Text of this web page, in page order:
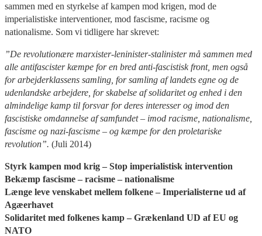
sammen med en styrkelse af kampen mod krigen, mod de
imperialistiske interventioner, mod fascisme, racisme og
nationalisme. Som vi tidligere har skrevet:
”De revolutionære marxister-leninister-stalinister må sammen med
alle antifascister kæmpe for en bred anti-fascistisk front, men også
for arbejderklassens samling, for samling af landets egne og de
udenlandske arbejdere, for skabelse af solidaritet og enhed i den
almindelige kamp til forsvar for deres interesser og imod den
fascistiske omdannelse af samfundet – imod racisme, nationalisme,
fascisme og nazi-fascisme – og kæmpe for den proletariske
revolution”. (Juli 2014)
Styrk kampen mod krig – Stop imperialistisk intervention
Bekæmp fascisme – racisme – nationalisme
Længe leve venskabet mellem folkene – Imperialisterne ud af
Agæerhavet
Solidaritet med folkenes kamp – Grækenland UD af EU og
NATO